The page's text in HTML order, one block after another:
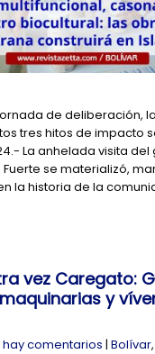
de deliberación,
tres hitos de impacto
La anhelada visita
Fuerte se materializó,
la historia de la
vez Caregato:
y
hay comentarios |Bolívar